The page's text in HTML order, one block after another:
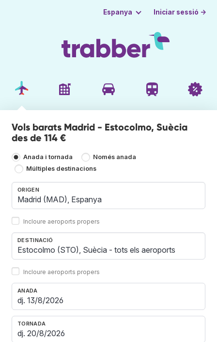
Espanya Iniciar sessió →
Vols barats Madrid - Estocolmo, Suècia
des de 114 €
Anada i tornada
Només anada
Múltiples destinacions
ORIGEN
Incloure aeroports propers
DESTINACIÓ
Incloure aeroports propers
ANADA
TORNADA